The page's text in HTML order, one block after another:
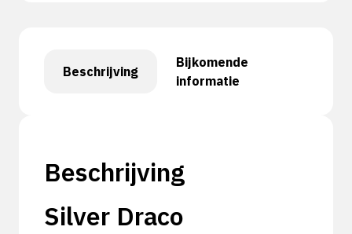
Beschrijving
Bijkomende
informatie
Beschrijving
Silver Draco